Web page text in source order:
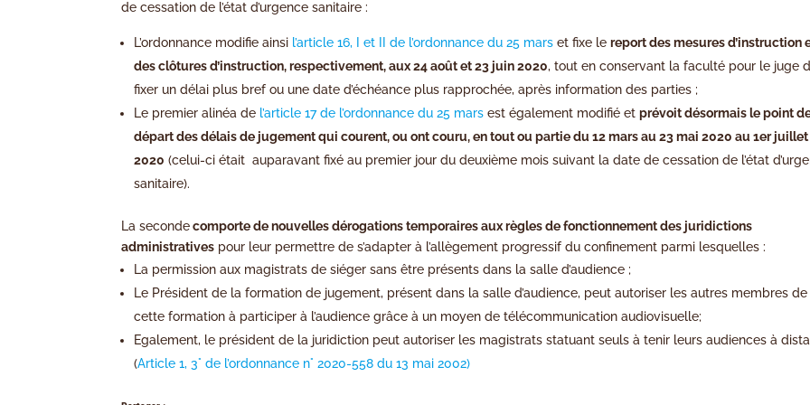
de cessation de l’état d’urgence sanitaire :
L’ordonnance modifie ainsi l’article 16, I et II de l’ordonnance du 25 mars et fixe lereport des mesures d’instruction
des clôtures d’instruction, respectivement, aux 24 août et 23 juin 2020, tout en conservant la faculté pour le juge
fixer un délai plus bref ou une date d’échéance plus rapprochée, après information des parties ;
Le premier alinéa de l’article 17 de l’ordonnance du 25 mars est également modifié etprévoit désormais le point
départ des délais de jugement qui courent, ou ont couru, en tout ou partie du 12 mars au 23 mai 2020 au 1er juillet
2020 (celui-ci était auparavant fixé au premier jour du deuxième mois suivant la date de cessation de l’état
sanitaire).
La secondecomporte de nouvelles dérogations temporaires aux règles de fonctionnement des juridictions
administratives pour leur permettre de s’adapter à l’allègement progressif du confinement parmi lesquelles :
La permission aux magistrats de siéger sans être présents dans la salle d’audience ;
Le Président de la formation de jugement, présent dans la salle d’audience, peut autoriser les autres membres de
cette formation à participer à l’audience grâce à un moyen de télécommunication audiovisuelle;
Egalement, le président de la juridiction peut autoriser les magistrats statuant seuls à tenir leurs audiences à
(Article 1, 3° de l’ordonnance n° 2020-558 du 13 mai 2002)